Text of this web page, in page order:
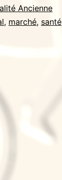
Ancienne
, marché, santé